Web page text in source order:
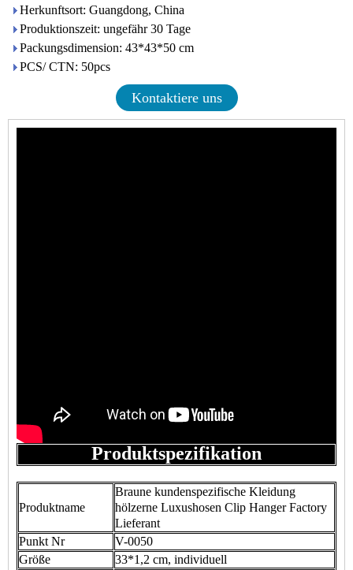
Herkunftsort: Guangdong, China
Produktionszeit: ungefähr 30 Tage
Packungsdimension: 43*43*50 cm
PCS/ CTN: 50pcs
Kontaktiere uns
Produktspezifikation
Produktname
Braune kundenspezifische Kleidung
hölzerne Luxushosen Clip Hanger Factory
Lieferant
Punkt Nr
V-0050
Größe
33*1,2 cm, individuell